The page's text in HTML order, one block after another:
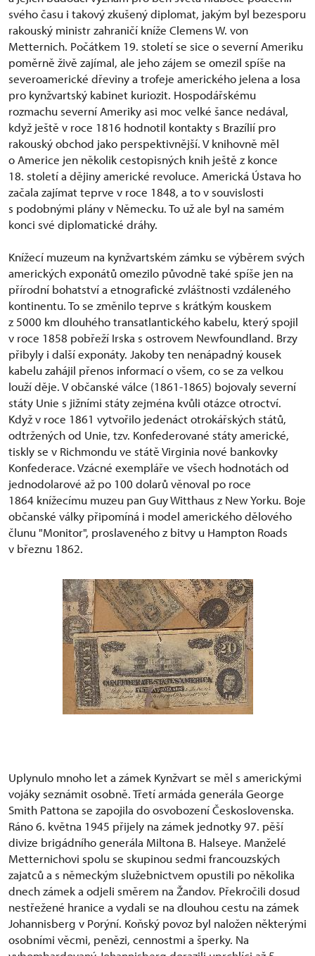
svého času i takový zkušený diplomat, jakým byl bezesporu
rakouský ministr zahraničí kníže Clemens W. von
Metternich. Počátkem 19. století se sice o severní Ameriku
poměrně živě zajímal, ale jeho zájem se omezil spíše na
severoamerické dřeviny a trofeje amerického jelena a losa
pro kynžvartský kabinet kuriozit. Hospodářskému
rozmachu severní Ameriky asi moc velké šance nedával,
když ještě v roce 1816 hodnotil kontakty s Brazílií pro
rakouský obchod jako perspektivnější. V knihovně měl
o Americe jen několik cestopisných knih ještě z konce
18. století a dějiny americké revoluce. Americká Ústava ho
začala zajímat teprve v roce 1848, a to v souvislosti
s podobnými plány v Německu. To už ale byl na samém
konci své diplomatické dráhy.
Knížecí muzeum na kynžvartském zámku se výběrem svých
amerických exponátů omezilo původně také spíše jen na
přírodní bohatství a etnografické zvláštnosti vzdáleného
kontinentu. To se změnilo teprve s krátkým kouskem
z 5000 km dlouhého transatlantického kabelu, který spojil
v roce 1858 pobřeží Irska s ostrovem Newfoundland. Brzy
přibyly i další exponáty. Jakoby ten nenápadný kousek
kabelu zahájil přenos informací o všem, co se za velkou
louží děje. V občanské válce (1861-1865) bojovaly severní
státy Unie s jižními státy zejména kvůli otázce otroctví.
Když v roce 1861 vytvořilo jedenáct otrokářských států,
odtržených od Unie, tzv. Konfederované státy americké,
tiskly se v Richmondu ve státě Virginia nové bankovky
Konfederace. Vzácné exempláře ve všech hodnotách od
jednodolarové až po 100 dolarů věnoval po roce
1864 knížecímu muzeu pan Guy Witthaus z New Yorku. Boje
občanské války připomíná i model amerického dělového
člunu "Monitor", proslaveného z bitvy u Hampton Roads
v březnu 1862.
Uplynulo mnoho let a zámek Kynžvart se měl s americkými
vojáky seznámit osobně. Třetí armáda generála George
Smith Pattona se zapojila do osvobození Československa.
Ráno 6. května 1945 přijely na zámek jednotky 97. pěší
divize brigádního generála Miltona B. Halseye. Manželé
Metternichovi spolu se skupinou sedmi francouzských
zajatců a s německým služebnictvem opustili po několika
dnech zámek a odjeli směrem na Žandov. Překročili dosud
nestřežené hranice a vydali se na dlouhou cestu na zámek
Johannisberg v Porýní. Koňský povoz byl naložen některými
osobními věcmi, penězi, cennostmi a šperky. Na